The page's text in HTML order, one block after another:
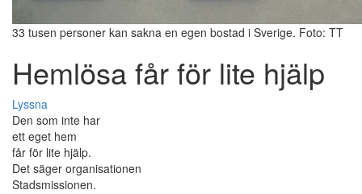
33 tusen personer kan sakna en egen bostad i Sverige. Foto: TT
Hemlösa får för lite hjälp
Lyssna
Den som inte har
ett eget hem
får för lite hjälp.
Det säger organisationen
Stadsmissionen.